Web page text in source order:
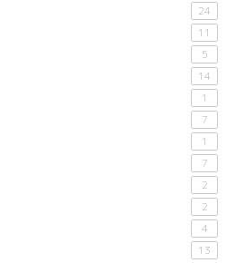
24
11
5
14
1
7
1
7
2
2
4
13